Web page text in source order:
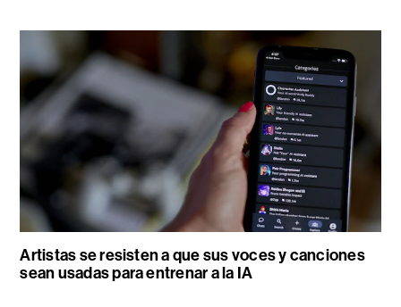
Artistas se resisten a que sus voces y canciones
sean usadas para entrenar a la IA